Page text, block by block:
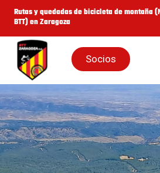
Saltar
contenido
Rutas y quedadas de bicicleta de montaña
BTT) en Zaragoza
Socios
Inicio
Quienes
Galería